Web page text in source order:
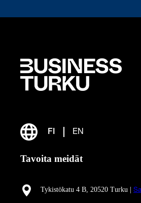
FI EN
Tavoita meidät
Tykistökatu 4 B, 20520 Turku |